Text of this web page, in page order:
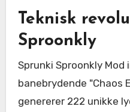
Teknisk
Sproonkly
Sprunki Sproonkly
banebrydende "Chaos
genererer 222 unikke